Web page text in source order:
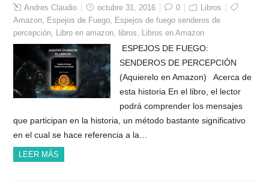
Andres Claudio octubre 31, 2016 0
Libros
Amazon
Espejos de Fuego
Espejos de fuego senderos de
percepción
Libro en amazon libros Libros en Amazon
ESPEJOS DE FUEGO:
SENDEROS DE PERCEPCIÓN
(Aquierelo en Amazon) Acerca de
esta historia En el libro, el lector
podrá comprender los mensajes
que participan en la historia, un método bastante significativo
en el cual se hace referencia a la…
LEER MÁS